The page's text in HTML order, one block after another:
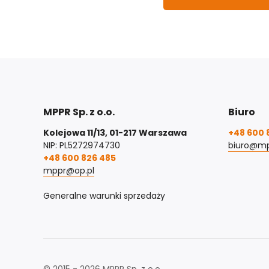
MPPR Sp. z o.o.
Kolejowa 11/13, 01-217 Warszawa
NIP: PL5272974730
+48 600 826 485
mppr@op.pl
Generalne warunki sprzedaży
Biuro
+48 600